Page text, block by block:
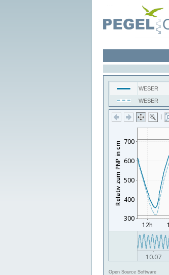
WESER
WESER
|
Open Source Software